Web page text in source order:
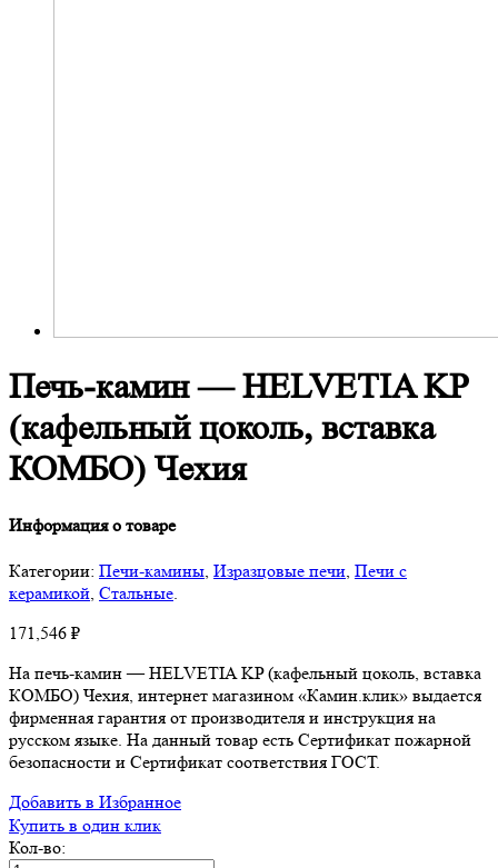
Печь-камин — HELVETIA KP
(кафельный цоколь, вставка
КОМБО) Чехия
Информация о товаре
Категории: Печи-камины, Изразцовые печи, Печи с
керамикой, Стальные.
171,546 ₽
На печь-камин — HELVETIA KP (кафельный цоколь, вставка
КОМБО) Чехия, интернет магазином «Камин.клик» выдается
фирменная гарантия от производителя и инструкция на
русском языке. На данный товар есть Сертификат пожарной
безопасности и Сертификат соответствия ГОСТ.
Добавить в Избранное
Купить в один клик
Кол-во: